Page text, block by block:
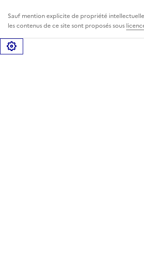
Sauf mention explicite de propriété
les contenus de ce site sont proposés sous
Gérer les cookies